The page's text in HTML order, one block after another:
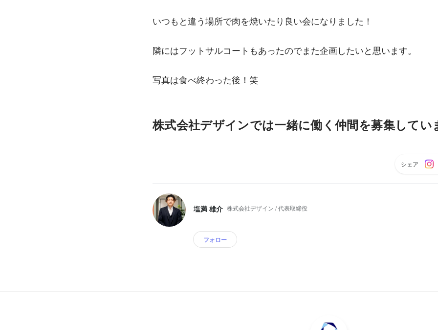
いつもと違う場所で肉を焼いたり良い会になりました！
隣にはフットサルコートもあったのでまた企画したいと思います。
写真は食べ終わった後！笑
株式会社デザインでは一緒に働く仲間を募集してい
シェア
塩満 雄介 株式会社デザイン / 代表取締役
フォロー